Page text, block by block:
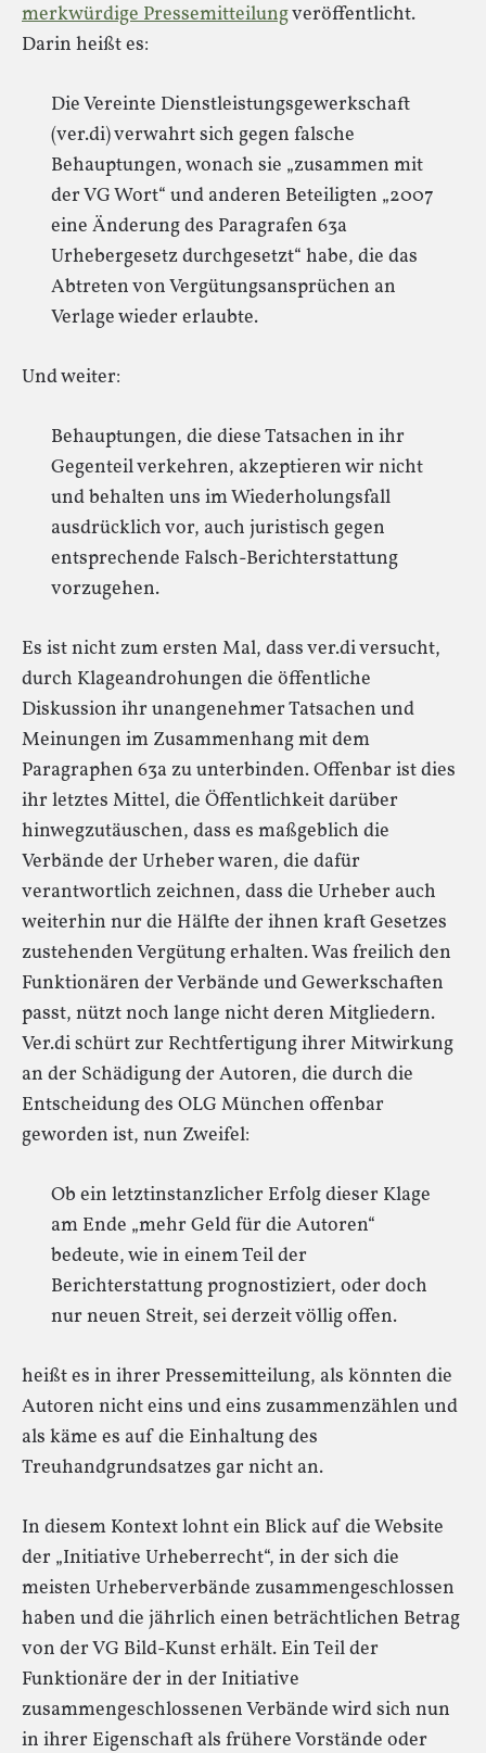
merkwürdige Pressemitteilungveröffentlicht.
Darin heißt es:
Die Vereinte Dienstleistungsgewerkschaft
(ver.di) verwahrt sich gegen falsche
Behauptungen, wonach sie „zusammen mit
der VG Wort“ und anderen Beteiligten „2007
eine Änderung des Paragrafen 63a
Urhebergesetz durchgesetzt“ habe, die das
Abtreten von Vergütungsansprüchen an
Verlage wieder erlaubte.
Und weiter:
Behauptungen, die diese Tatsachen in ihr
Gegenteil verkehren, akzeptieren wir nicht
und behalten uns im Wiederholungsfall
ausdrücklich vor, auch juristisch gegen
entsprechende Falsch-Berichterstattung
vorzugehen.
Es ist nicht zum ersten Mal, dass ver.di versucht,
durch Klageandrohungen die öffentliche
Diskussion ihr unangenehmer Tatsachen und
Meinungen im Zusammenhang mit dem
Paragraphen 63a zu unterbinden. Offenbar ist dies
ihr letztes Mittel, die Öffentlichkeit darüber
hinwegzutäuschen, dass es maßgeblich die
Verbände der Urheber waren, die dafür
verantwortlich zeichnen, dass die Urheber auch
weiterhin nur die Hälfte der ihnen kraft Gesetzes
zustehenden Vergütung erhalten. Was freilich den
Funktionären der Verbände und Gewerkschaften
passt, nützt noch lange nicht deren Mitgliedern.
Ver.di schürt zur Rechtfertigung ihrer Mitwirkung
an der Schädigung der Autoren, die durch die
Entscheidung des OLG München offenbar
geworden ist, nun Zweifel:
Ob ein letztinstanzlicher Erfolg dieser Klage
am Ende „mehr Geld für die Autoren“
bedeute, wie in einem Teil der
Berichterstattung prognostiziert, oder doch
nur neuen Streit, sei derzeit völlig offen.
heißt es in ihrer Pressemitteilung, als könnten die
Autoren nicht eins und eins zusammenzählen und
als käme es auf die Einhaltung des
Treuhandgrundsatzes gar nicht an.
In diesem Kontext lohnt ein Blick auf die Website
der „Initiative Urheberrecht“, in der sich die
meisten Urheberverbände zusammengeschlossen
haben und die jährlich einen beträchtlichen Betrag
von der VG Bild-Kunst erhält. Ein Teil der
Funktionäre der in der Initiative
zusammengeschlossenen Verbände wird sich nun
in ihrer Eigenschaft als frühere Vorstände oder